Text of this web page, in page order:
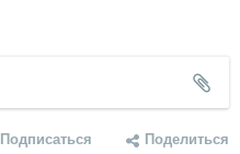
Подписаться Поделиться